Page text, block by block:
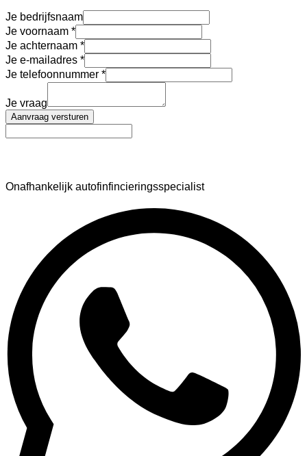
Je bedrijfsnaam
Je voornaam
Je achternaam
Je e-mailadres
Je telefoonnummer
Je vraag
Aanvraag versturen
Onafhankelijk autofinfincieringsspecialist